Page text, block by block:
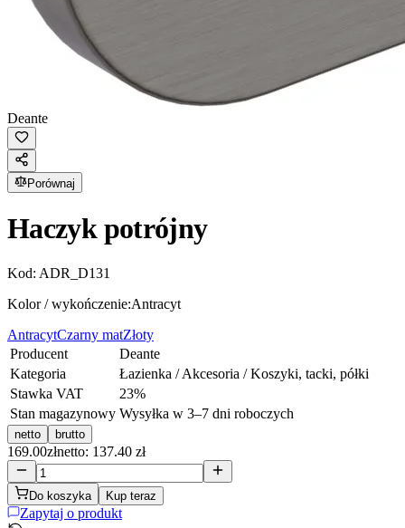
Deante
Porównaj
Haczyk potrójny
Kod: ADR_D131
Kolor / wykończenie:Antracyt
AntracytCzarny matZłoty
Producent
Deante
Kategoria
Łazienka / Akcesoria / Koszyki, tacki, półki
Stawka VAT
23%
Stan magazynowy Wysyłka w 3–7 dni roboczych
netto brutto
169.00złnetto: 137.40 zł
Do koszyka Kup teraz
Zapytaj o produkt